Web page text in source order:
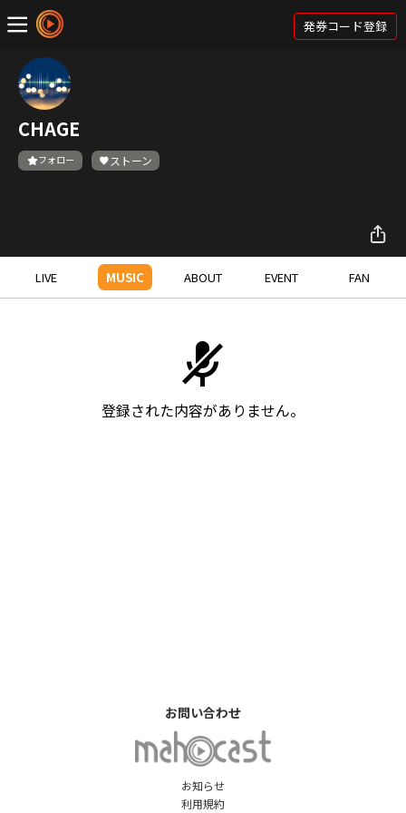
発券コード登録
CHAGE
フォロー ストーン
LIVE MUSIC ABOUT EVENT FAN
登録された内容がありません。
お知らせ
利用規約
お問い合わせ